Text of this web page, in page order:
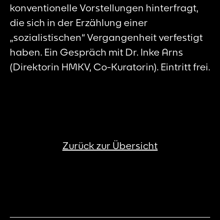
konventionelle Vorstellungen hinterfragt,
die sich in der Erzählung einer
„sozialistischen“ Vergangenheit verfestigt
haben. Ein Gespräch mit Dr. Inke Arns
(Direktorin HMKV, Co-Kuratorin). Eintritt frei.
Zurück zur Übersicht